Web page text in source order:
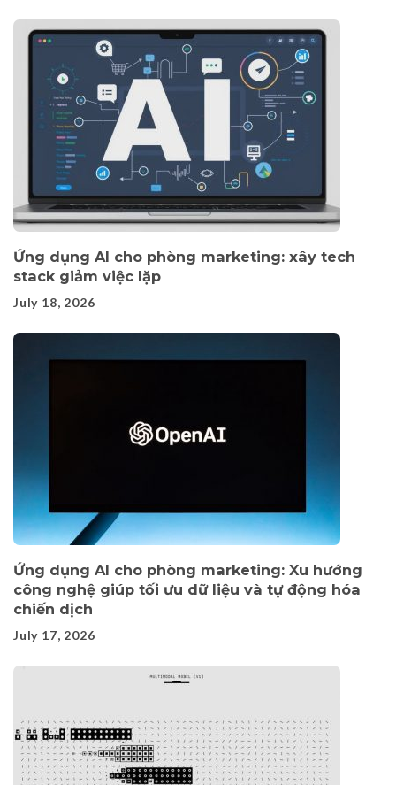
Ứng dụng AI cho phòng marketing: xây tech
stack giảm việc lặp
July 18, 2026
Ứng dụng AI cho phòng marketing: Xu hướng
công nghệ giúp tối ưu dữ liệu và tự động hóa
chiến dịch
July 17, 2026